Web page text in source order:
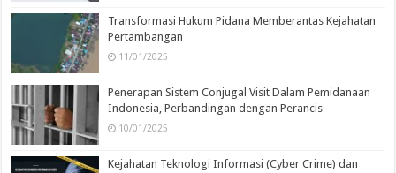
Transformasi Hukum Pidana Memberantas Kejahatan
Pertambangan
11/01/2025
Penerapan Sistem Conjugal Visit Dalam Pemidanaan
Indonesia, Perbandingan dengan Perancis
10/01/2025
Kejahatan Teknologi Informasi (Cyber Crime) dan